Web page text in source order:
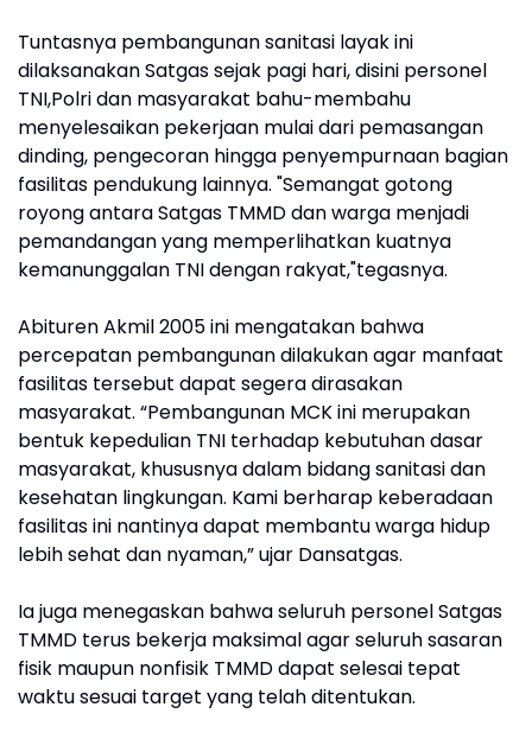
Tuntasnya pembangunan sanitasi layak ini
dilaksanakan Satgas sejak pagi hari, disini personel
TNI,Polri dan masyarakat bahu-membahu
menyelesaikan pekerjaan mulai dari pemasangan
dinding, pengecoran hingga penyempurnaan bagian
fasilitas pendukung lainnya. "Semangat gotong
royong antara Satgas TMMD dan warga menjadi
pemandangan yang memperlihatkan kuatnya
kemanunggalan TNI dengan rakyat,"tegasnya.
Abituren Akmil 2005 ini mengatakan bahwa
percepatan pembangunan dilakukan agar manfaat
fasilitas tersebut dapat segera dirasakan
masyarakat. “Pembangunan MCK ini merupakan
bentuk kepedulian TNI terhadap kebutuhan dasar
masyarakat, khususnya dalam bidang sanitasi dan
kesehatan lingkungan. Kami berharap keberadaan
fasilitas ini nantinya dapat membantu warga hidup
lebih sehat dan nyaman,” ujar Dansatgas.
Ia juga menegaskan bahwa seluruh personel Satgas
TMMD terus bekerja maksimal agar seluruh sasaran
fisik maupun nonfisik TMMD dapat selesai tepat
waktu sesuai target yang telah ditentukan.